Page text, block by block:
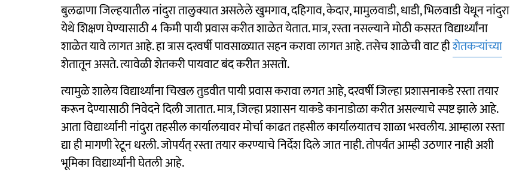
बुलढाणा जिल्हयातील नांदुरा तालुक्यात असलेले खुमगाव, दहिगाव, केदार, मामुलवाडी, धाडी, भिलवाडी येथून नांदुरा
येथे शिक्षण घेण्यासाठी 4 किमी पायी प्रवास करीत शाळेत येतात. मात्र, रस्ता नसल्याने मोठी कसरत विद्यार्थ्यांना
शाळेत यावे लागत आहे. हा त्रास दरवर्षी पावसाळ्यात सहन करावा लागत आहे. तसेच शाळेची वाट हीशेतकऱ्यांच्या
शेतातून असते. त्यावेळी शेतकरी पायवाट बंद करीत असतो.
त्यामुळे शालेय विद्यार्थ्यांना चिखल तुडवीत पायी प्रवास करावा लगत आहे, दरवर्षी जिल्हा प्रशासनाकडे रस्ता तयार
करून देण्यासाठी निवेदने दिली जातात. मात्र, जिल्हा प्रशासन याकडे कानाडोळा करीत असल्याचे स्पष्ट झाले आहे.
आता विद्यार्थ्यांनी नांदुरा तहसील कार्यालयावर मोर्चा काढत तहसील कार्यालयातच शाळा भरवलीय. आम्हाला रस्ता
द्या ही मागणी रेटून धरली. जोपर्यंत् रस्ता तयार करण्याचे निर्देश दिले जात नाही. तोपर्यंत आम्ही उठणार नाही अशी
भूमिका विद्यार्थ्यांनी घेतली आहे.